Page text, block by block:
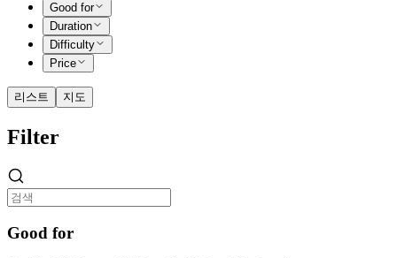
Good for
Duration
Difficulty
Price
리스트 지도
Filter
Good for